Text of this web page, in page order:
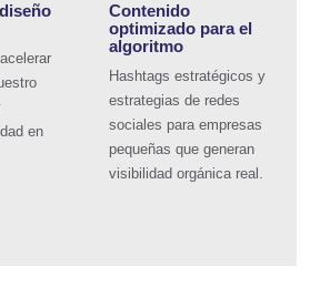
en
Contenido
optimizado para el
algoritmo
Hashtags estratégicos y
estrategias de redes
sociales para empresas
pequeñas que generan
visibilidad orgánica real.